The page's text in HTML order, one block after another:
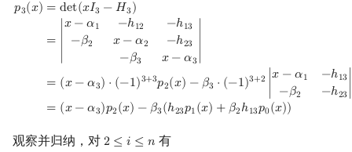
𝑝3(𝑥) = det(𝑥𝐼3 −𝐻3)
=
𝑥−𝛼1 −ℎ12 −ℎ13
−𝛽2 𝑥−𝛼2 −ℎ23
−𝛽3 𝑥−𝛼3
= (𝑥−𝛼3) ⋅ (−1)3+3𝑝2(𝑥) −𝛽3 ⋅ (−1)3+2 𝑥 −𝛼1 −ℎ13
−𝛽2 −ℎ23
= (𝑥−𝛼3)𝑝2(𝑥) −𝛽3(ℎ23𝑝1(𝑥) +𝛽2ℎ13𝑝0(𝑥))
p3(x)= det(xI3−H 3) =|x−α
观察并归纳，对 2 ≤ 𝑖 ≤ 𝑛
2 ≤i≤ n 有